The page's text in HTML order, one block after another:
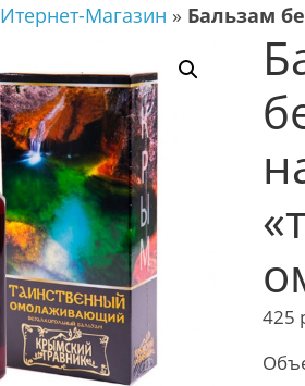
Итернет-Магазин » Бальзам
425